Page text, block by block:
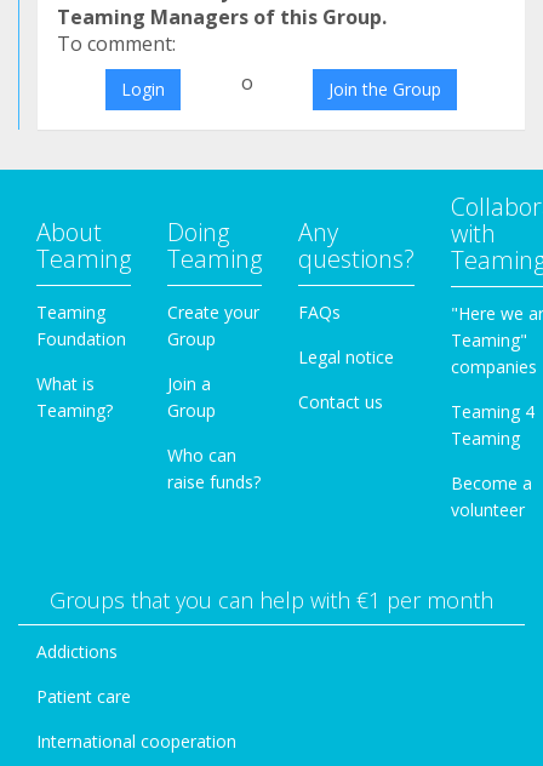
Teaming Managers of this Group.
To comment:
Login o Join the Group
About
Teaming
Teaming
Foundation
What is
Teaming?
Doing
Teaming
Create your
Group
Join a
Group
Who can
raise funds?
Any
questions?
FAQs
Legal notice
Contact us
with
"Here we
Teaming"
companies
Teaming 4
Teaming
Become a
volunteer
Groups that you can help with €1 per month
Addictions
Patient care
International cooperation